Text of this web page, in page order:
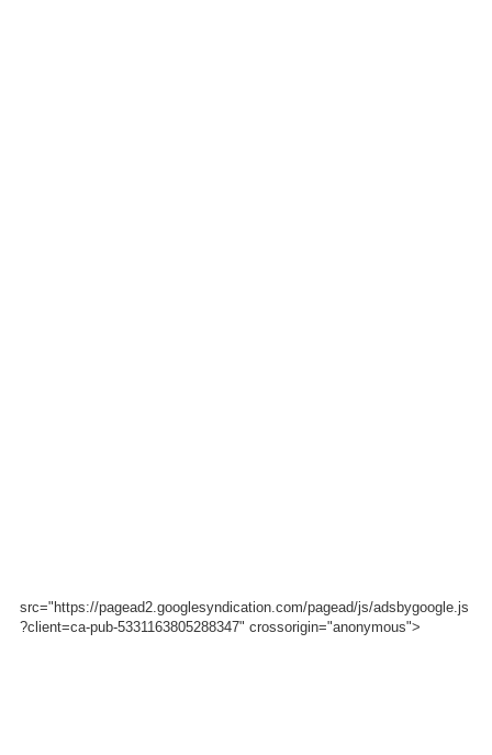
src="https://pagead2.googlesyndication.com/pagead/js/adsbygoogle.js
?client=ca-pub-5331163805288347" crossorigin="anonymous">